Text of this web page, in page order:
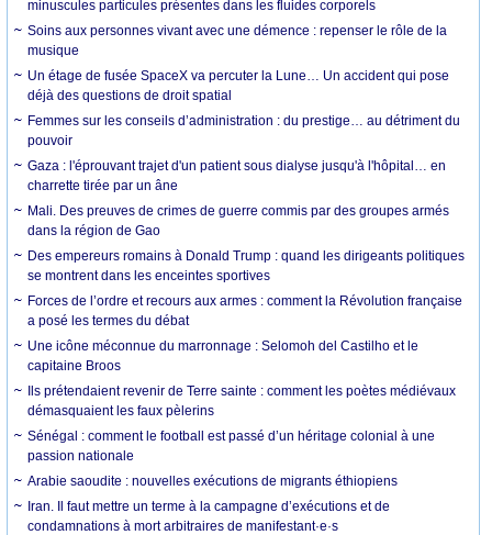
minuscules particules présentes dans les fluides corporels
Soins aux personnes vivant avec une démence : repenser le rôle de la
musique
Un étage de fusée SpaceX va percuter la Lune… Un accident qui pose
déjà des questions de droit spatial
Femmes sur les conseils d’administration : du prestige… au détriment du
pouvoir
Gaza : l'éprouvant trajet d'un patient sous dialyse jusqu'à l'hôpital… en
charrette tirée par un âne
Mali. Des preuves de crimes de guerre commis par des groupes armés
dans la région de Gao
Des empereurs romains à Donald Trump : quand les dirigeants politiques
se montrent dans les enceintes sportives
Forces de l’ordre et recours aux armes : comment la Révolution française
a posé les termes du débat
Une icône méconnue du marronnage : Selomoh del Castilho et le
capitaine Broos
Ils prétendaient revenir de Terre sainte : comment les poètes médiévaux
démasquaient les faux pèlerins
Sénégal : comment le football est passé d’un héritage colonial à une
passion nationale
Arabie saoudite : nouvelles exécutions de migrants éthiopiens
Iran. Il faut mettre un terme à la campagne d’exécutions et de
condamnations à mort arbitraires de manifestant·e·s